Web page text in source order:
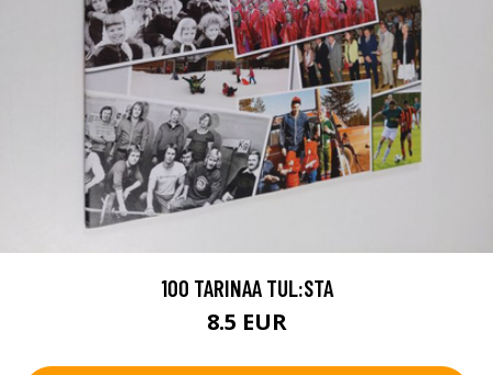
100 TARINAA TUL:STA
8.5 EUR